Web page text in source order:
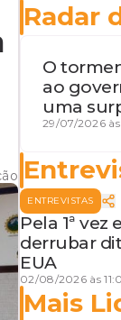
Radar
O
ao
uma
de
29/07/2026 às
ENTREVISTAS
Pela 1ª
derrubar
EUA
02/08/2026 às
Mais